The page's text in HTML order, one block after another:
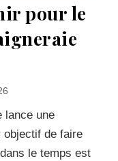
pour le
lance une
objectif de faire
le temps est